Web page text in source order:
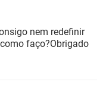
nem redefinir
faço?Obrigado